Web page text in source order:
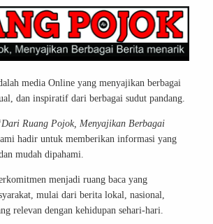
media Online yang menyajikan berbagai
dan inspiratif dari berbagai sudut pandang.
Ruang Pojok, Menyajikan Berbagai
hadir untuk memberikan informasi yang
mudah dipahami.
menjadi ruang baca yang
mulai dari berita lokal, nasional,
relevan dengan kehidupan sehari-hari.